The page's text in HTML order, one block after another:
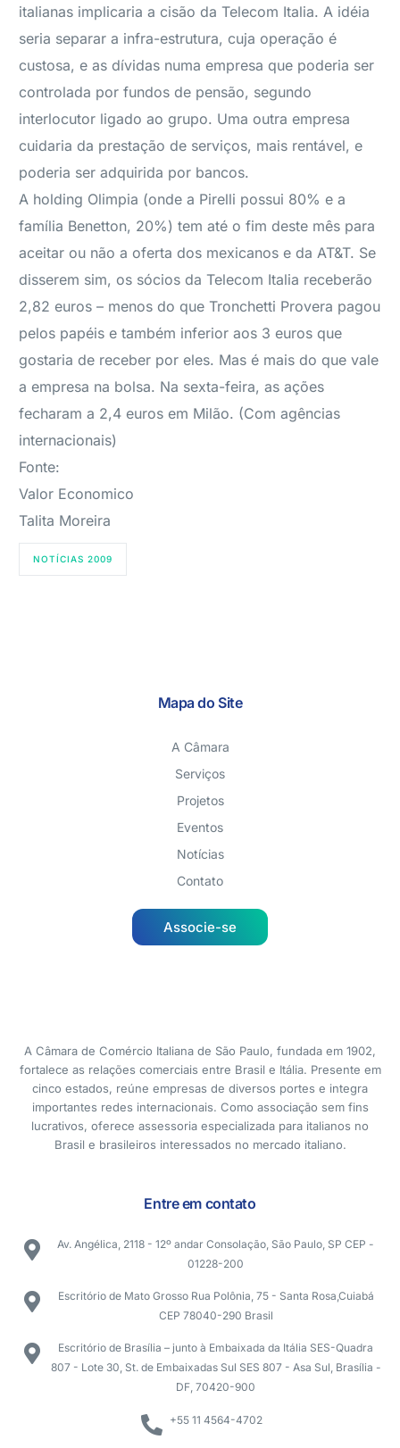
italianas implicaria a cisão da Telecom Italia. A idéia
seria separar a infra-estrutura, cuja operação é
custosa, e as dívidas numa empresa que poderia ser
controlada por fundos de pensão, segundo
interlocutor ligado ao grupo. Uma outra empresa
cuidaria da prestação de serviços, mais rentável, e
poderia ser adquirida por bancos.
A holding Olimpia (onde a Pirelli possui 80% e a
família Benetton, 20%) tem até o fim deste mês para
aceitar ou não a oferta dos mexicanos e da AT&T. Se
disserem sim, os sócios da Telecom Italia receberão
2,82 euros – menos do que Tronchetti Provera pagou
pelos papéis e também inferior aos 3 euros que
gostaria de receber por eles. Mas é mais do que vale
a empresa na bolsa. Na sexta-feira, as ações
fecharam a 2,4 euros em Milão. (Com agências
internacionais)
Fonte:
Valor Economico
Talita Moreira
NOTÍCIAS 2009
Mapa do Site
A Câmara
Serviços
Projetos
Eventos
Notícias
Contato
Associe-se
A Câmara de Comércio Italiana de São Paulo, fundada em 1902,
fortalece as relações comerciais entre Brasil e Itália. Presente em
cinco estados, reúne empresas de diversos portes e integra
importantes redes internacionais. Como associação sem fins
lucrativos, oferece assessoria especializada para italianos no
Brasil e brasileiros interessados no mercado italiano.
Entre em contato
Av. Angélica, 2118 - 12º andar Consolação, São Paulo, SP CEP -
01228-200
Escritório de Mato Grosso Rua Polônia, 75 - Santa Rosa,Cuiabá
CEP 78040-290 Brasil
Escritório de Brasília – junto à Embaixada da Itália SES-Quadra
807 - Lote 30, St. de Embaixadas Sul SES 807 - Asa Sul, Brasília -
DF, 70420-900
+55 11 4564-4702